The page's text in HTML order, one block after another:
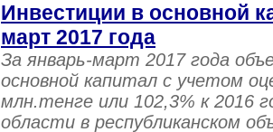
Инвестиции в основной
март 2017 года
За январь-март 2017 года
основной капитал с учетом
млн.тенге или 102,3% к 2016
области в республиканском